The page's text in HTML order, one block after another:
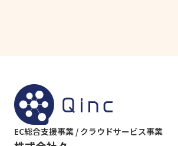
EC総合支援事業 / クラウドサービス事業